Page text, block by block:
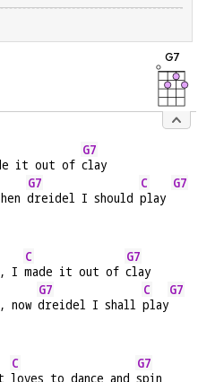
G7
it out of
G7
clay
G7
dreidel I should
C
play
G7
I
C
made it out of
G7
clay
G7
dreidel I shall
C
play
G7
C
loves to dance and
G7
spin